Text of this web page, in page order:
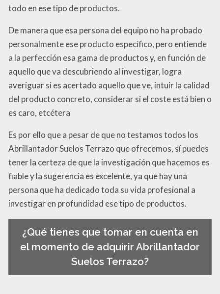
todo en ese tipo de productos.
De manera que esa persona del equipo no ha probado
personalmente ese producto específico, pero entiende
a la perfección esa gama de productos y, en función de
aquello que va descubriendo al investigar, logra
averiguar si es acertado aquello que ve, intuir la calidad
del producto concreto, considerar si el coste está bien o
es caro, etcétera
Es por ello que a pesar de que no testamos todos los
Abrillantador Suelos Terrazo que ofrecemos, sí puedes
tener la certeza de que la investigación que hacemos es
fiable y la sugerencia es excelente, ya que hay una
persona que ha dedicado toda su vida profesional a
investigar en profundidad ese tipo de productos.
¿Qué tienes que tomar en cuenta en
el momento de adquirir Abrillantador
Suelos Terrazo?